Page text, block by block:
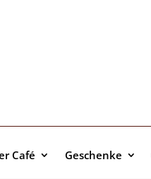
Café Geschenke